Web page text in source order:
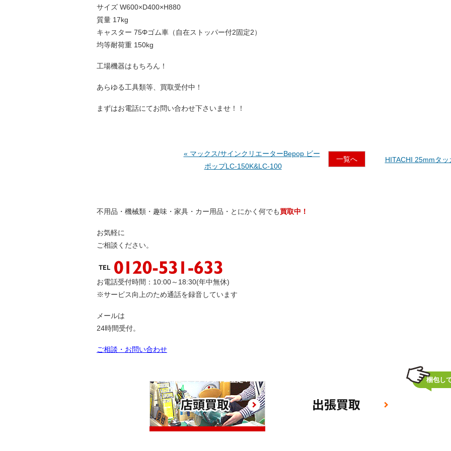
サイズ W600×D400×H880
質量 17kg
キャスター 75Φゴム車（自在ストッパー付2固定2）
均等耐荷重 150kg
工場機器はもちろん！
あらゆる工具類等、買取受付中！
まずはお電話にてお問い合わせ下さいませ！！
« マックス/サインクリエーターBepop ビー
ポップLC-150K&LC-100
一覧へ HITACHI 25mmタ
不用品 ・ 機械類 ・ 趣味 ・ 家具 ・ カー用品 ・ とにかく 何でも買取中！
お気軽に
ご相談ください。
お電話受付時間：10:00～18:30(年中無休)
※サービス向上のため通話を録音しています
メールは
24時間受付。
ご相談・お問い合わせ
店舗にてリアルタイム査定！ 梱包し